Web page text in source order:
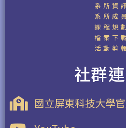
系所資
系所成員
課程規劃
檔案下
活動剪
社群
國立屏東科技大學